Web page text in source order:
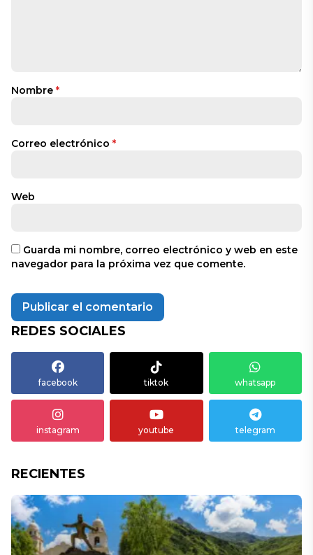
Nombre *
Correo electrónico *
Web
Guarda mi nombre, correo electrónico y web en este
navegador para la próxima vez que comente.
REDES SOCIALES
facebook tiktok whatsapp
instagram youtube telegram
RECIENTES